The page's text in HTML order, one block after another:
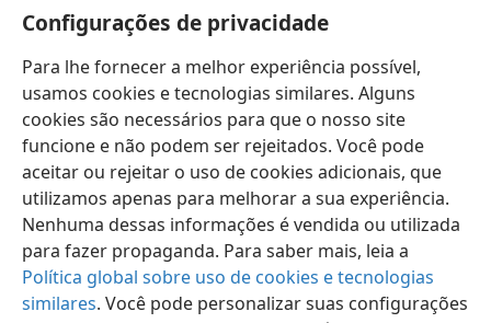
Configurações de privacidade
Para lhe fornecer a melhor experiência possível,
usamos cookies e tecnologias similares. Alguns
cookies são necessários para que o nosso site
funcione e não podem ser rejeitados. Você pode
aceitar ou rejeitar o uso de cookies adicionais, que
utilizamos apenas para melhorar a sua experiência.
Nenhuma dessas informações é vendida ou utilizada
para fazer propaganda. Para saber mais, leia a
Política global sobre uso de cookies e tecnologias
similares. Você pode personalizar suas configurações
A Sentinela Anunciando o Reino de Jeová (Estudo) — 2016
Português (Brasil) Preferências
Copyright © 2026 Watch Tower Bible and Tract Society of Pennsylvania
Termos de Uso
Política de Privacidade
Configurações de Privacidade
JW.ORG Login